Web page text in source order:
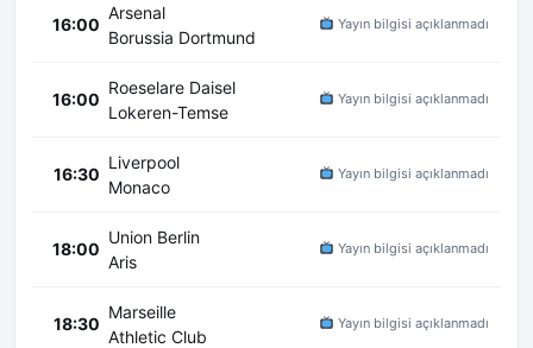
16:00
Arsenal
Borussia Dortmund
Yayın bilgisi açıklanmadı
16:00
Roeselare Daisel
Lokeren-Temse
Yayın bilgisi açıklanmadı
16:30
Liverpool
Monaco
Yayın bilgisi açıklanmadı
18:00
Union Berlin
Aris
Yayın bilgisi açıklanmadı
18:30
Marseille
Athletic Club
Yayın bilgisi açıklanmadı